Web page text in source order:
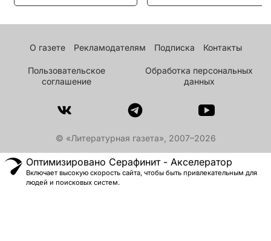
О газете Рекламодателям Подписка Контакты
Пользовательское
соглашение
Обработка персональных
данных
© «Литературная газета», 2007–2026
Оптимизировано Серафинит - Акселератор
Включает высокую скорость сайта, чтобы быть привлекательным для
людей и поисковых систем.